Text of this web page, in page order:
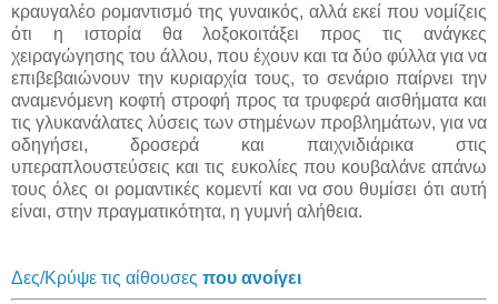
κραυγαλέο ρομαντισμό της γυναικός, αλλά εκεί που νομίζεις
ότι η ιστορία θα λοξοκοιτάξει προς τις ανάγκες
χειραγώγησης του άλλου, που έχουν και τα δύο φύλλα για να
επιβεβαιώνουν την κυριαρχία τους, το σενάριο παίρνει την
αναμενόμενη κοφτή στροφή προς τα τρυφερά αισθήματα και
τις γλυκανάλατες λύσεις των στημένων προβλημάτων, για να
οδηγήσει, δροσερά και παιχνιδιάρικα στις
υπεραπλουστεύσεις και τις ευκολίες που κουβαλάνε απάνω
τους όλες οι ρομαντικές κομεντί και να σου θυμίσει ότι αυτή
είναι, στην πραγματικότητα, η γυμνή αλήθεια.
Δες/Κρύψε τις αίθουσες που ανοίγει